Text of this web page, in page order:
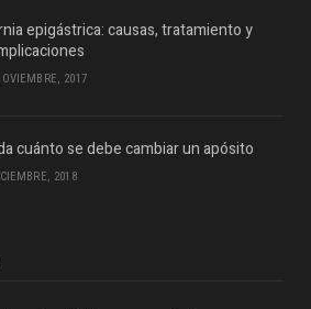
epigástrica: causas, tratamiento y
2017
cuánto se debe cambiar un apósito
2018